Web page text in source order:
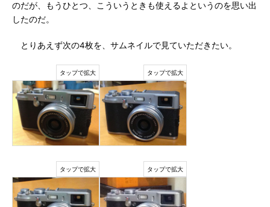
のだが、もうひとつ、こういうときも使えるよというのを思い出
したのだ。
とりあえず次の4枚を、サムネイルで見ていただきたい。